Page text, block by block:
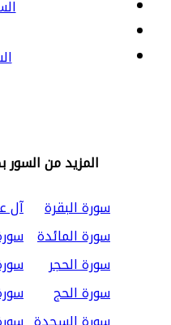
المزيد من
سورة البقرة
آل
سورة المائدة
سورة الحجر
سورة الحج